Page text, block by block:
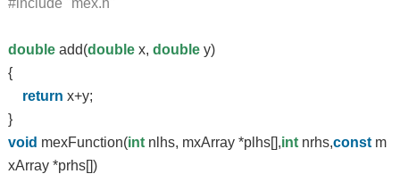
#include "mex.h"
doubleadd(doublex, doubley)
{
return x+y;
}
void mexFunction(intnlhs, mxArray *plhs[],intnrhs,constm
xArray *prhs[])